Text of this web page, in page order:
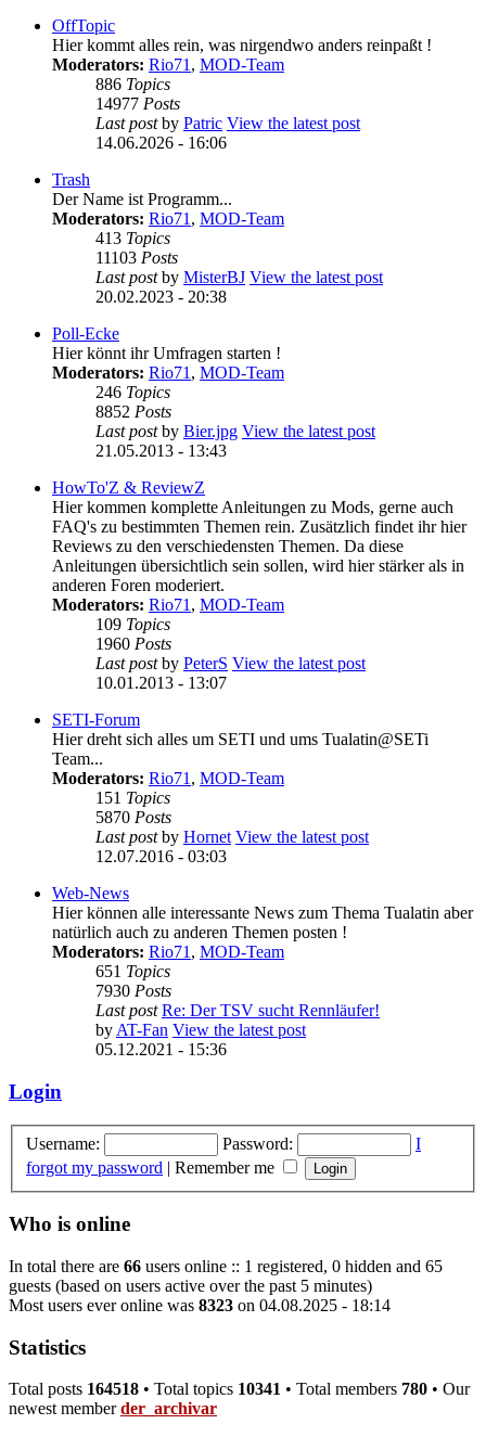
OffTopic
Hier kommt alles rein, was nirgendwo anders reinpaßt !
Moderators: Rio71, MOD-Team
886 Topics
14977 Posts
Last postby Patric View the latest post
14.06.2026 - 16:06
Trash
Der Name ist Programm...
Moderators: Rio71, MOD-Team
413 Topics
11103 Posts
Last postby MisterBJ View the latest post
20.02.2023 - 20:38
Poll-Ecke
Hier könnt ihr Umfragen starten !
Moderators: Rio71, MOD-Team
246 Topics
8852 Posts
Last postby Bier.jpg View the latest post
21.05.2013 - 13:43
HowTo'Z & ReviewZ
Hier kommen komplette Anleitungen zu Mods, gerne auch
FAQ's zu bestimmten Themen rein. Zusätzlich findet ihr hier
Reviews zu den verschiedensten Themen. Da diese
Anleitungen übersichtlich sein sollen, wird hier stärker als in
anderen Foren moderiert.
Moderators: Rio71, MOD-Team
109 Topics
1960 Posts
Last postby PeterS View the latest post
10.01.2013 - 13:07
SETI-Forum
Hier dreht sich alles um SETI und ums Tualatin@SETi
Team...
Moderators: Rio71, MOD-Team
151 Topics
5870 Posts
Last postby Hornet View the latest post
12.07.2016 - 03:03
Web-News
Hier können alle interessante News zum Thema Tualatin aber
natürlich auch zu anderen Themen posten !
Moderators: Rio71, MOD-Team
651 Topics
7930 Posts
Last post Re: Der TSV sucht Rennläufer!
byAT-Fan View the latest post
05.12.2021 - 15:36
Login
Username: Password:
I
forgot my password | Remember me
Who is online
In total there are 66 users online :: 1 registered, 0 hidden and 65
guests (based on users active over the past 5 minutes)
Most users ever online was 8323 on 04.08.2025 - 18:14
Statistics
Total posts 164518 • Total topics 10341 • Total members 780 • Our
newest memberder_archivar